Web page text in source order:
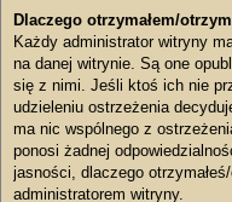
Dlaczego otrzymałem/
Każdy administrator witryny
na danej witrynie. Są one
się z nimi. Jeśli ktoś ich nie
udzieleniu ostrzeżenia
ma nic wspólnego z
ponosi żadnej
jasności, dlaczego
administratorem witryny.